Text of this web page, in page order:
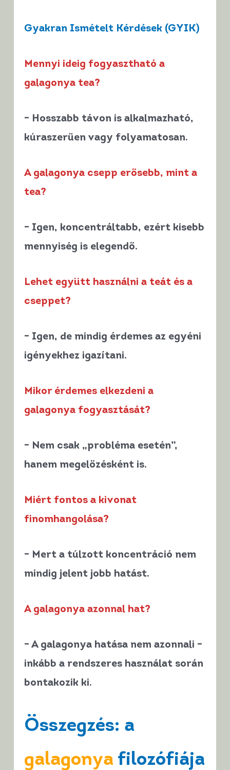
Gyakran Ismételt Kérdések (GYIK)
Mennyi ideig fogyasztható a
galagonya tea?
– Hosszabb távon is alkalmazható,
kúraszerűen vagy folyamatosan.
A galagonya csepp erősebb, mint a
tea?
– Igen, koncentráltabb, ezért kisebb
mennyiség is elegendő.
Lehet együtt használni a teát és a
cseppet?
– Igen, de mindig érdemes az egyéni
igényekhez igazítani.
Mikor érdemes elkezdeni a
galagonya fogyasztását?
– Nem csak „probléma esetén”,
hanem megelőzésként is.
Miért fontos a kivonat
finomhangolása?
– Mert a túlzott koncentráció nem
mindig jelent jobb hatást.
A galagonya azonnal hat?
– A galagonya hatása nem azonnali –
inkább a rendszeres használat során
bontakozik ki.
Összegzés: a
galagonya filozófiája